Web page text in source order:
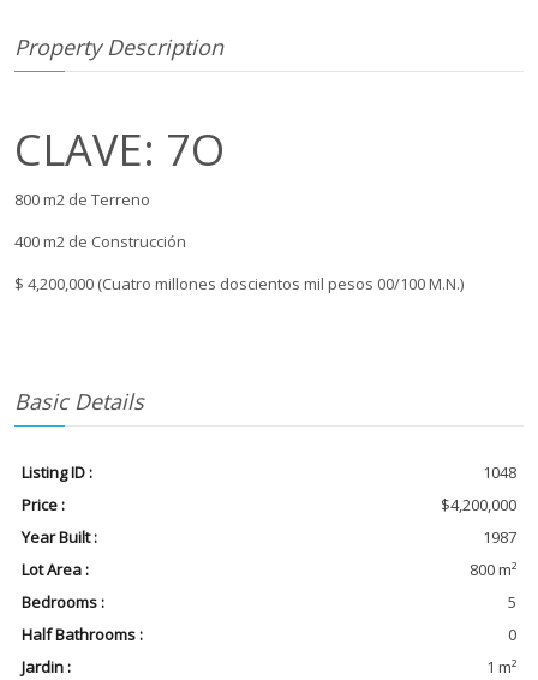
Property Description
CLAVE: 7O
800 m2 de Terreno
400 m2 de Construcción
$ 4,200,000 (Cuatro millones doscientos mil pesos 00/100 M.N.)
Basic Details
Listing ID :
1048
Price :
$4,200,000
Year Built :
1987
Lot Area :
800 m²
Bedrooms :
5
Half Bathrooms :
0
Jardin :
1 m²